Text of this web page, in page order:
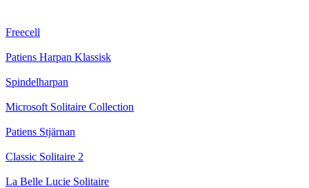
Freecell
Patiens Harpan Klassisk
Spindelharpan
Microsoft Solitaire Collection
Patiens Stjärnan
Classic Solitaire 2
La Belle Lucie Solitaire